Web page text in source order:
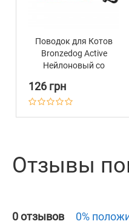
Поводок для Котов
Bronzedog Active
Нейлоновый со
Бирюзовый
126 грн
Отзывы
0 отзывов 0%